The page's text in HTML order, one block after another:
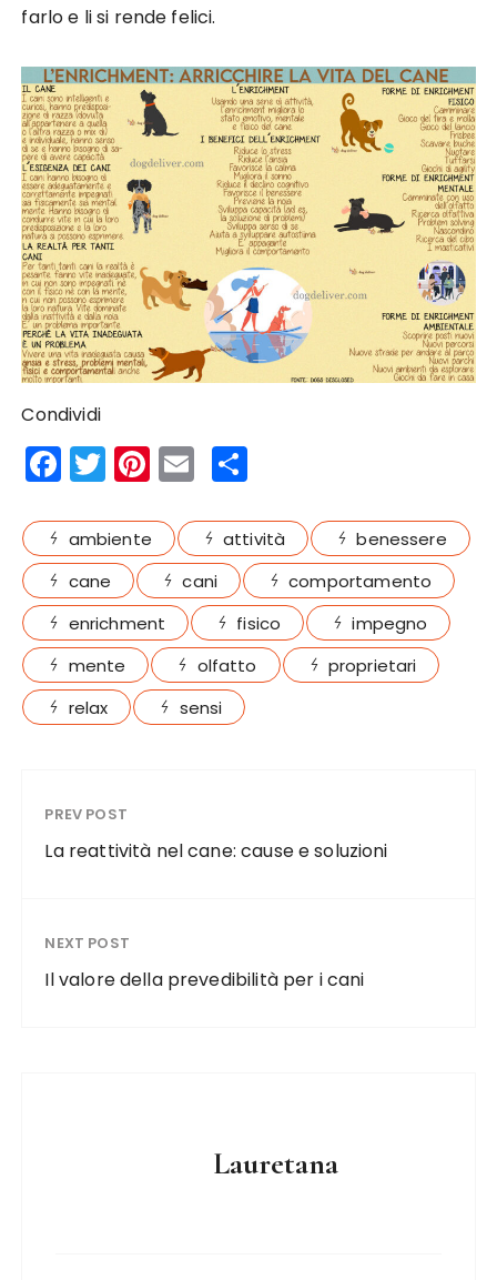
farlo e li si rende felici.
Condividi
F
a
c
e
b
o
o
k
T
w
it
te
r
Pi
n
te
re
st
E
m
ai
l
a
re
ambiente attività
benessere
cane
cani
comportamento
enrichment
fisico
impegno
mente
olfatto
proprietari
relax
sensi
PREV POST
La reattività nel cane: cause e soluzioni
NEXT POST
Il valore della prevedibilità per i cani
Lauretana